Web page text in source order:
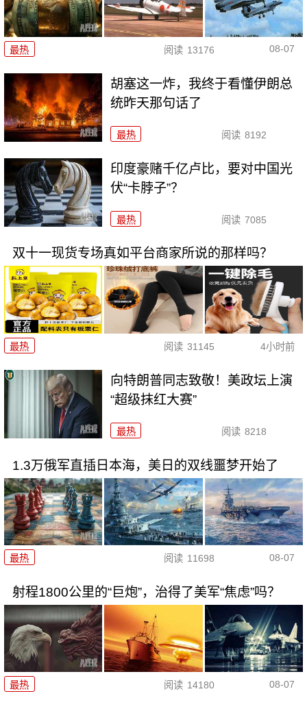
最热 阅读 13176 08-07
胡塞这一炸，我终于看懂伊朗总
统昨天那句话了
最热 阅读 8192
印度豪赌千亿卢比，要对中国光
伏“卡脖子”？
最热 阅读 7085
双十一现货专场真如平台商家所说的那样吗？
最热 阅读 31145 4小时前
向特朗普同志致敬！美政坛上演
“超级抹红大赛”
最热 阅读 8218
1.3万俄军直插日本海，美日的双线噩梦开始了
最热 阅读 11698 08-07
射程1800公里的“巨炮”，治得了美军“焦虑”吗？
最热 阅读 14180 08-07